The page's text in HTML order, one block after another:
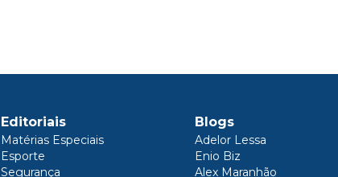
Editoriais
Matérias Especiais
Esporte
Segurança
Blogs
Adelor Lessa
Enio Biz
Alex Maranhão